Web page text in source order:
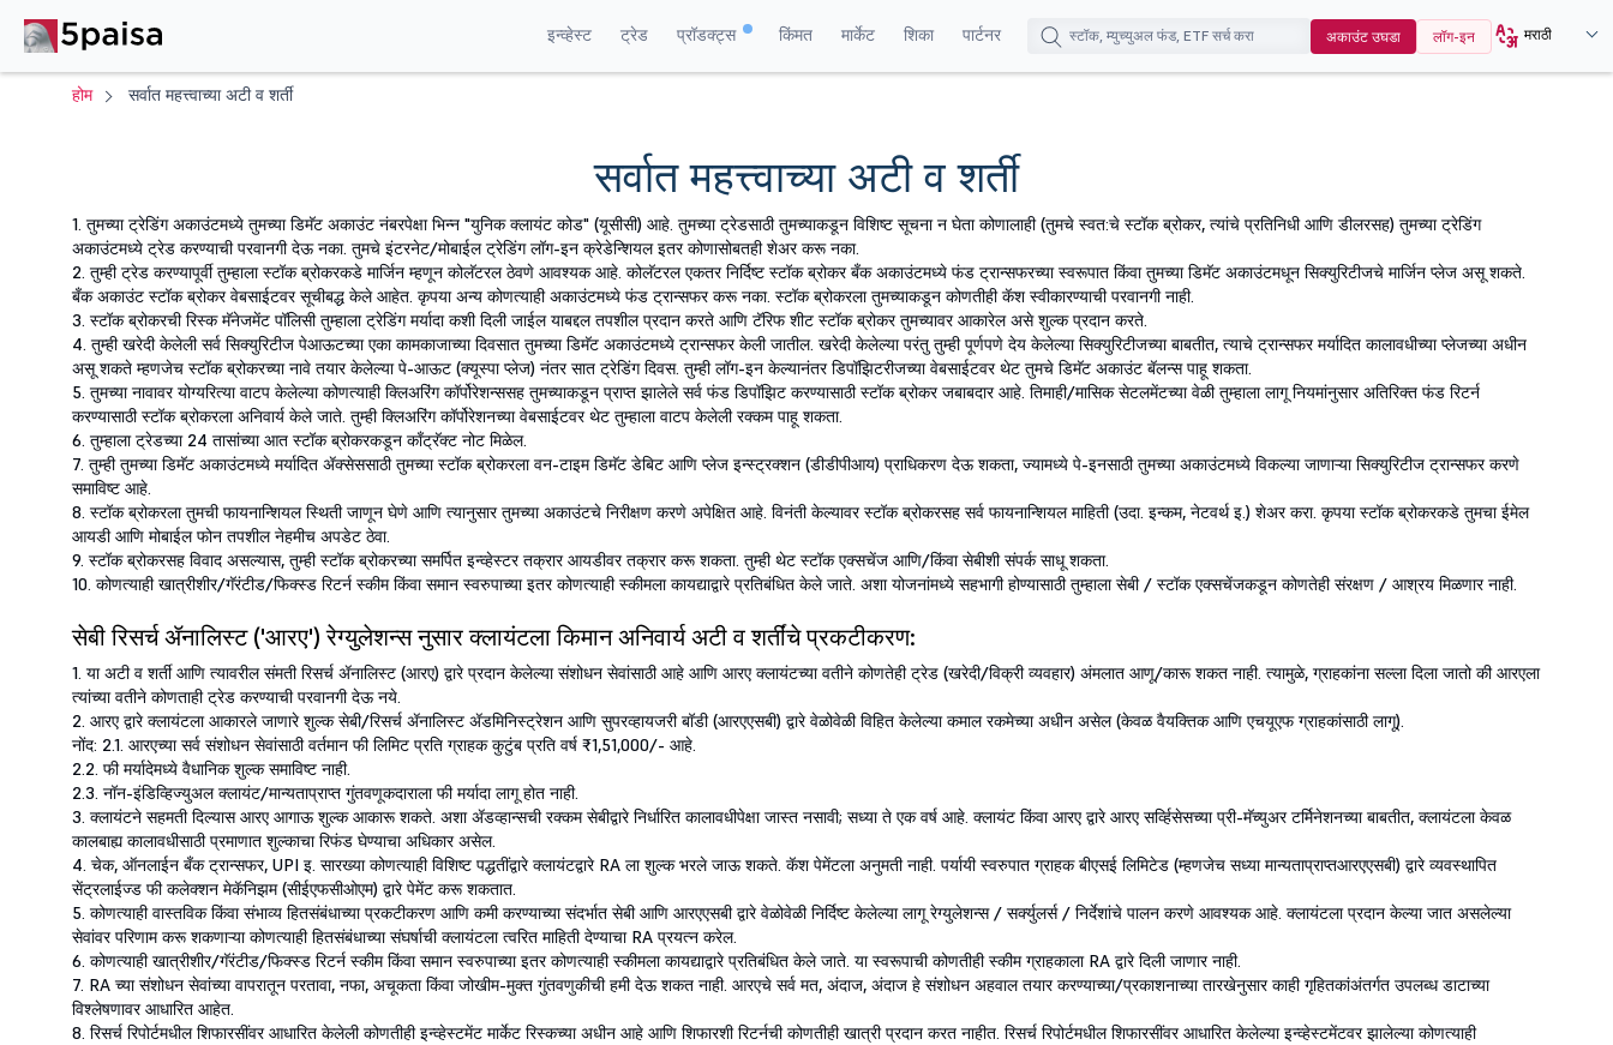
इन्व्हेस्ट ट्रेड प्रॉडक्ट्स किंमत मार्केट शिका पार्टनर अकाउंट उघडा लॉग-इन मराठी
होम सर्वात महत्त्वाच्या अटी व शर्ती
सर्वात महत्त्वाच्या अटी व शर्ती
1. तुमच्या ट्रेडिंग अकाउंटमध्ये तुमच्या डिमॅट अकाउंट नंबरपेक्षा भिन्न "युनिक क्लायंट कोड" (यूसीसी) आहे. तुमच्या ट्रेडसाठी तुमच्याकडून विशिष्ट सूचना न घेता कोणालाही (तुमचे स्वत:चे स्टॉक ब्रोकर, त्यांचे प्रतिनिधी आणि डीलरसह) तुमच्या ट्रेडिंग
अकाउंटमध्ये ट्रेड करण्याची परवानगी देऊ नका. तुमचे इंटरनेट/मोबाईल ट्रेडिंग लॉग-इन क्रेडेन्शियल इतर कोणासोबतही शेअर करू नका.
2. तुम्ही ट्रेड करण्यापूर्वी तुम्हाला स्टॉक ब्रोकरकडे मार्जिन म्हणून कोलॅटरल ठेवणे आवश्यक आहे. कोलॅटरल एकतर निर्दिष्ट स्टॉक ब्रोकर बँक अकाउंटमध्ये फंड ट्रान्सफरच्या स्वरूपात किंवा तुमच्या डिमॅट अकाउंटमधून सिक्युरिटीजचे मार्जिन प्लेज असू शकते.
बँक अकाउंट स्टॉक ब्रोकर वेबसाईटवर सूचीबद्ध केले आहेत. कृपया अन्य कोणत्याही अकाउंटमध्ये फंड ट्रान्सफर करू नका. स्टॉक ब्रोकरला तुमच्याकडून कोणतीही कॅश स्वीकारण्याची परवानगी नाही.
3. स्टॉक ब्रोकरची रिस्क मॅनेजमेंट पॉलिसी तुम्हाला ट्रेडिंग मर्यादा कशी दिली जाईल याबद्दल तपशील प्रदान करते आणि टॅरिफ शीट स्टॉक ब्रोकर तुमच्यावर आकारेल असे शुल्क प्रदान करते.
4. तुम्ही खरेदी केलेली सर्व सिक्युरिटीज पेआऊटच्या एका कामकाजाच्या दिवसात तुमच्या डिमॅट अकाउंटमध्ये ट्रान्सफर केली जातील. खरेदी केलेल्या परंतु तुम्ही पूर्णपणे देय केलेल्या सिक्युरिटीजच्या बाबतीत, त्याचे ट्रान्सफर मर्यादित कालावधीच्या प्लेजच्या अधीन
असू शकते म्हणजेच स्टॉक ब्रोकरच्या नावे तयार केलेल्या पे-आऊट (क्यूस्पा प्लेज) नंतर सात ट्रेडिंग दिवस. तुम्ही लॉग-इन केल्यानंतर डिपॉझिटरीजच्या वेबसाईटवर थेट तुमचे डिमॅट अकाउंट बॅलन्स पाहू शकता.
5. तुमच्या नावावर योग्यरित्या वाटप केलेल्या कोणत्याही क्लिअरिंग कॉर्पोरेशन्ससह तुमच्याकडून प्राप्त झालेले सर्व फंड डिपॉझिट करण्यासाठी स्टॉक ब्रोकर जबाबदार आहे. तिमाही/मासिक सेटलमेंटच्या वेळी तुम्हाला लागू नियमांनुसार अतिरिक्त फंड रिटर्न
करण्यासाठी स्टॉक ब्रोकरला अनिवार्य केले जाते. तुम्ही क्लिअरिंग कॉर्पोरेशनच्या वेबसाईटवर थेट तुम्हाला वाटप केलेली रक्कम पाहू शकता.
6. तुम्हाला ट्रेडच्या 24 तासांच्या आत स्टॉक ब्रोकरकडून काँट्रॅक्ट नोट मिळेल.
7. तुम्ही तुमच्या डिमॅट अकाउंटमध्ये मर्यादित ॲक्सेससाठी तुमच्या स्टॉक ब्रोकरला वन-टाइम डिमॅट डेबिट आणि प्लेज इन्स्ट्रक्शन (डीडीपीआय) प्राधिकरण देऊ शकता, ज्यामध्ये पे-इनसाठी तुमच्या अकाउंटमध्ये विकल्या जाणाऱ्या सिक्युरिटीज ट्रान्सफर करणे
समाविष्ट आहे.
8. स्टॉक ब्रोकरला तुमची फायनान्शियल स्थिती जाणून घेणे आणि त्यानुसार तुमच्या अकाउंटचे निरीक्षण करणे अपेक्षित आहे. विनंती केल्यावर स्टॉक ब्रोकरसह सर्व फायनान्शियल माहिती (उदा. इन्कम, नेटवर्थ इ.) शेअर करा. कृपया स्टॉक ब्रोकरकडे तुमचा ईमेल
आयडी आणि मोबाईल फोन तपशील नेहमीच अपडेट ठेवा.
9. स्टॉक ब्रोकरसह विवाद असल्यास, तुम्ही स्टॉक ब्रोकरच्या समर्पित इन्व्हेस्टर तक्रार आयडीवर तक्रार करू शकता. तुम्ही थेट स्टॉक एक्सचेंज आणि/किंवा सेबीशी संपर्क साधू शकता.
10. कोणत्याही खात्रीशीर/गॅरंटीड/फिक्स्ड रिटर्न स्कीम किंवा समान स्वरुपाच्या इतर कोणत्याही स्कीमला कायद्याद्वारे प्रतिबंधित केले जाते. अशा योजनांमध्ये सहभागी होण्यासाठी तुम्हाला सेबी / स्टॉक एक्सचेंजकडून कोणतेही संरक्षण / आश्रय मिळणार नाही.
सेबी रिसर्च ॲनालिस्ट ('आरए') रेग्युलेशन्स नुसार क्लायंटला किमान अनिवार्य अटी व शर्तींचे प्रकटीकरण:
1. या अटी व शर्ती आणि त्यावरील संमती रिसर्च ॲनालिस्ट (आरए) द्वारे प्रदान केलेल्या संशोधन सेवांसाठी आहे आणि आरए क्लायंटच्या वतीने कोणतेही ट्रेड (खरेदी/विक्री व्यवहार) अंमलात आणू/कारू शकत नाही. त्यामुळे, ग्राहकांना सल्ला दिला जातो की आरएला
त्यांच्या वतीने कोणताही ट्रेड करण्याची परवानगी देऊ नये.
2. आरए द्वारे क्लायंटला आकारले जाणारे शुल्क सेबी/रिसर्च ॲनालिस्ट ॲडमिनिस्ट्रेशन आणि सुपरव्हायजरी बॉडी (आरएएसबी) द्वारे वेळोवेळी विहित केलेल्या कमाल रकमेच्या अधीन असेल (केवळ वैयक्तिक आणि एचयूएफ ग्राहकांसाठी लागू).
नोंद: 2.1. आरएच्या सर्व संशोधन सेवांसाठी वर्तमान फी लिमिट प्रति ग्राहक कुटुंब प्रति वर्ष ₹1,51,000/- आहे.
2.2. फी मर्यादेमध्ये वैधानिक शुल्क समाविष्ट नाही.
2.3. नॉन-इंडिव्हिज्युअल क्लायंट/मान्यताप्राप्त गुंतवणूकदाराला फी मर्यादा लागू होत नाही.
3. क्लायंटने सहमती दिल्यास आरए आगाऊ शुल्क आकारू शकते. अशा ॲडव्हान्सची रक्कम सेबीद्वारे निर्धारित कालावधीपेक्षा जास्त नसावी; सध्या ते एक वर्ष आहे. क्लायंट किंवा आरए द्वारे आरए सर्व्हिसेसच्या प्री-मॅच्युअर टर्मिनेशनच्या बाबतीत, क्लायंटला केवळ
कालबाह्य कालावधीसाठी प्रमाणात शुल्काचा रिफंड घेण्याचा अधिकार असेल.
4. चेक, ऑनलाईन बँक ट्रान्सफर, UPI इ. सारख्या कोणत्याही विशिष्ट पद्धतींद्वारे क्लायंटद्वारे RA ला शुल्क भरले जाऊ शकते. कॅश पेमेंटला अनुमती नाही. पर्यायी स्वरुपात ग्राहक बीएसई लिमिटेड (म्हणजेच सध्या मान्यताप्राप्तआरएएसबी) द्वारे व्यवस्थापित
सेंट्रलाईज्ड फी कलेक्शन मेकॅनिझम (सीईएफसीओएम) द्वारे पेमेंट करू शकतात.
5. कोणत्याही वास्तविक किंवा संभाव्य हितसंबंधाच्या प्रकटीकरण आणि कमी करण्याच्या संदर्भात सेबी आणि आरएएसबी द्वारे वेळोवेळी निर्दिष्ट केलेल्या लागू रेग्युलेशन्स / सर्क्युलर्स / निर्देशांचे पालन करणे आवश्यक आहे. क्लायंटला प्रदान केल्या जात असलेल्या
सेवांवर परिणाम करू शकणाऱ्या कोणत्याही हितसंबंधाच्या संघर्षाची क्लायंटला त्वरित माहिती देण्याचा RA प्रयत्न करेल.
6. कोणत्याही खात्रीशीर/गॅरंटीड/फिक्स्ड रिटर्न स्कीम किंवा समान स्वरुपाच्या इतर कोणत्याही स्कीमला कायद्याद्वारे प्रतिबंधित केले जाते. या स्वरूपाची कोणतीही स्कीम ग्राहकाला RA द्वारे दिली जाणार नाही.
7. RA च्या संशोधन सेवांच्या वापरातून परतावा, नफा, अचूकता किंवा जोखीम-मुक्त गुंतवणुकीची हमी देऊ शकत नाही. आरएचे सर्व मत, अंदाज, अंदाज हे संशोधन अहवाल तयार करण्याच्या/प्रकाशनाच्या तारखेनुसार काही गृहितकांअंतर्गत उपलब्ध डाटाच्या
विश्लेषणावर आधारित आहेत.
8. रिसर्च रिपोर्टमधील शिफारसींवर आधारित केलेली कोणतीही इन्व्हेस्टमेंट मार्केट रिस्कच्या अधीन आहे आणि शिफारशी रिटर्नची कोणतीही खात्री प्रदान करत नाहीत. रिसर्च रिपोर्टमधील शिफारसींवर आधारित केलेल्या इन्व्हेस्टमेंटवर झालेल्या कोणत्याही